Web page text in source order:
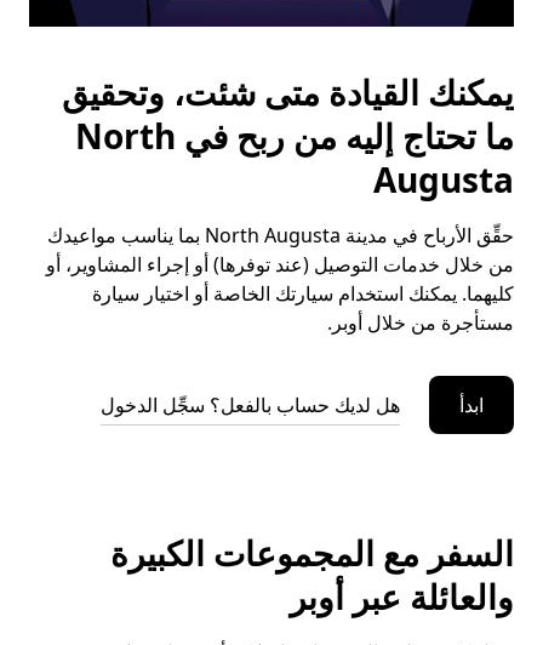
يمكنك القيادة متى شئت، وتحقيق
ما تحتاج إليه من ربح في North
Augusta
حقِّق الأرباح في مدينة North Augusta بما يناسب مواعيدك
من خلال خدمات التوصيل (عند توفرها) أو إجراء المشاوير، أو
كليهما. يمكنك استخدام سيارتك الخاصة أو اختيار سيارة
مستأجرة من خلال أوبر.
ابدأ هل لديك حساب بالفعل؟ سجِّل الدخول
السفر مع المجموعات الكبيرة
والعائلة عبر أوبر